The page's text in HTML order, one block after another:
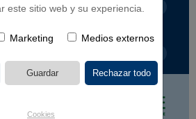
este sitio web y su experiencia.
Marketing Medios externos
Cookies
CONTINENTES